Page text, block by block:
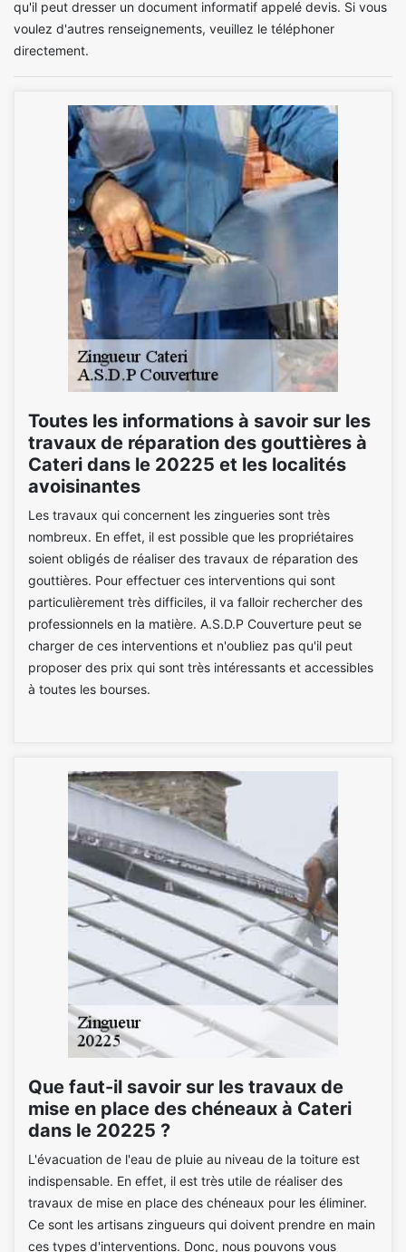
qu'il peut dresser un document informatif appelé devis. Si vous
voulez d'autres renseignements, veuillez le téléphoner
directement.
Toutes les informations à savoir sur les
travaux de réparation des gouttières à
Cateri dans le 20225 et les localités
avoisinantes
Les travaux qui concernent les zingueries sont très
nombreux. En effet, il est possible que les propriétaires
soient obligés de réaliser des travaux de réparation des
gouttières. Pour effectuer ces interventions qui sont
particulièrement très difficiles, il va falloir rechercher des
professionnels en la matière. A.S.D.P Couverture peut se
charger de ces interventions et n'oubliez pas qu'il peut
proposer des prix qui sont très intéressants et accessibles
à toutes les bourses.
Que faut-il savoir sur les travaux de
mise en place des chéneaux à Cateri
dans le 20225 ?
L'évacuation de l'eau de pluie au niveau de la toiture est
indispensable. En effet, il est très utile de réaliser des
travaux de mise en place des chéneaux pour les éliminer.
Ce sont les artisans zingueurs qui doivent prendre en main
ces types d'interventions. Donc, nous pouvons vous